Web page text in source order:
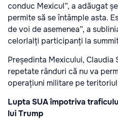
conduc Mexicul”, a adăugat
permite să se întâmple asta.
de voi de asemenea”, a
celorlalți participanți la
Președinta Mexicului, Claudia
repetate rânduri că nu va
operațiuni militare pe
Lupta SUA împotriva
lui Trump